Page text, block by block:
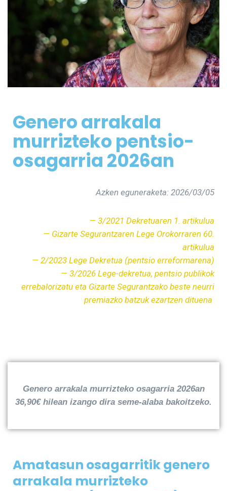
Genero arrakala
murrizteko pentsio-
osagarria 2026an
Azken eguneraketa: 2026/03/05
— 3/2021 Dekretuaren 1. artikulua
— Gizarte Segurantzaren Lege Orokorraren 60.
artikulua
— 2/2023 Lege Dekretua (pentsio erreformarena)
— 3/2026 Lege-dekretua, pentsio publikok
errebalorizatu eta Gizarte Segurantzako beste neurri
premiazko batzuk ezartzen dituena
Genero arrakala murrizteko osagarria 2026an
36,90€ hilean izango dira seme-alaba bakoitzeko.
Amatasun osagarritik genero
arrakala murrizteko